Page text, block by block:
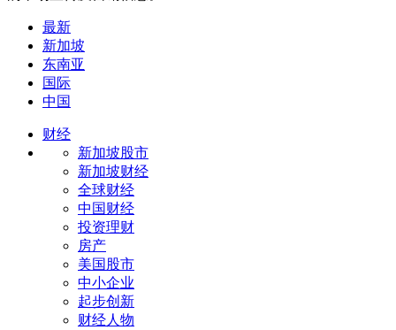
最新
新加坡
东南亚
国际
中国
财经
新加坡股市
新加坡财经
全球财经
中国财经
投资理财
房产
美国股市
中小企业
起步创新
财经人物